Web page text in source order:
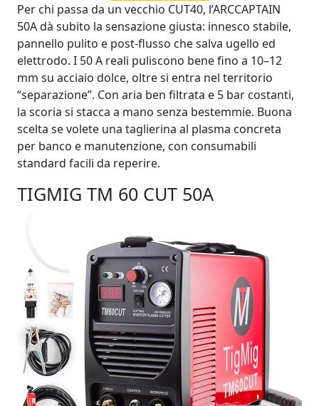
Per chi passa da un vecchio CUT40, l’ARCCAPTAIN
50A dà subito la sensazione giusta: innesco stabile,
pannello pulito e post‑flusso che salva ugello ed
elettrodo. I 50 A reali puliscono bene fino a 10–12
mm su acciaio dolce, oltre si entra nel territorio
“separazione”. Con aria ben filtrata e 5 bar costanti,
la scoria si stacca a mano senza bestemmie. Buona
scelta se volete una taglierina al plasma concreta
per banco e manutenzione, con consumabili
standard facili da reperire.
TIGMIG TM 60 CUT 50A